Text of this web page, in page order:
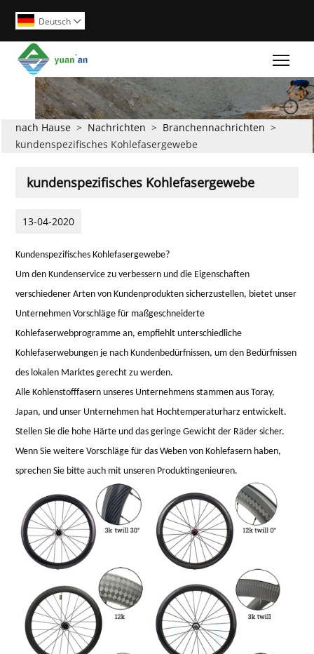
Deutsch 
nach Hause > Nachrichten > Branchennachrichten >
kundenspezifisches Kohlefasergewebe
kundenspezifisches Kohlefasergewebe
13-04-2020
Kundenspezifisches Kohlefasergewebe?
Um den Kundenservice zu verbessern und die Eigenschaften
verschiedener Arten von Kundenprodukten sicherzustellen, bietet unser
Unternehmen Vorschläge für maßgeschneiderte
Kohlefaserwebprogramme an, empfiehlt unterschiedliche
Kohlefaserwebungen je nach Kundenbedürfnissen, um den Bedürfnissen
des lokalen Marktes gerecht zu werden.
Alle Kohlenstofffasern unseres Unternehmens stammen aus Toray,
Japan, und unser Unternehmen hat Hochtemperaturharz entwickelt.
Stellen Sie die hohe Härte und das geringe Gewicht der Räder sicher.
Wenn Sie weitere Vorschläge für das Weben von Kohlefasern haben,
sprechen Sie bitte auch mit unseren Produktingenieuren.